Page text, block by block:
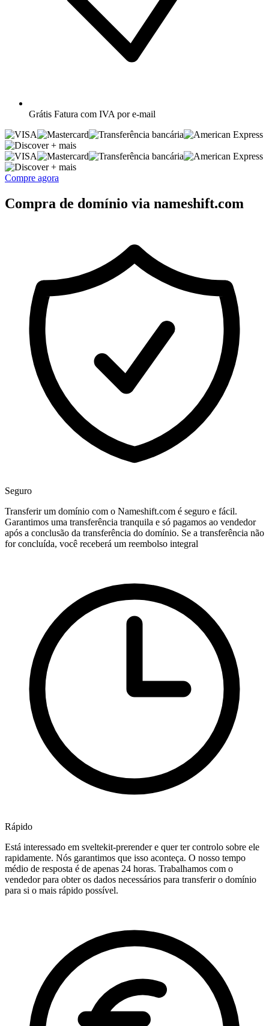
Grátis Fatura com IVA por e-mail
+ mais
+ mais
Compre agora
Compra de domínio via nameshift.com
Seguro
Transferir um domínio com o Nameshift.com é seguro e fácil.
Garantimos uma transferência tranquila e só pagamos ao vendedor
após a conclusão da transferência do domínio. Se a transferência não
for concluída, você receberá um reembolso integral
Rápido
Está interessado em sveltekit-prerender e quer ter controlo sobre ele
rapidamente. Nós garantimos que isso aconteça. O nosso tempo
médio de resposta é de apenas 24 horas. Trabalhamos com o
vendedor para obter os dados necessários para transferir o domínio
para si o mais rápido possível.